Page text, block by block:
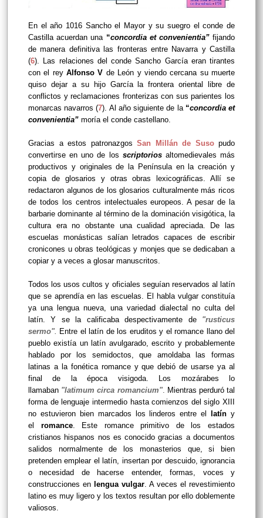
En el año 1016 Sancho el Mayor y su suegro el conde de
Castilla acuerdan una “concordia et convenientia”fijando
de manera definitiva las fronteras entre Navarra y Castilla
(6). Las relaciones del conde Sancho García eran tirantes
con el reyAlfonso V de León y viendo cercana su muerte
quiso dejar a su hijo García la frontera oriental libre de
conflictos y reclamaciones fronterizas con sus parientes los
monarcas navarros (7). Al año siguiente de la “concordia et
convenientia” moría el conde castellano.
Gracias a estos patronazgos San Millán de Suso pudo
convertirse en uno de los scriptorios altomedievales más
productivos y originales de la Península en la creación y
copia de glosarios y otras obras lexicográficas. Allí se
redactaron algunos de los glosarios culturalmente más ricos
de todos los centros intelectuales europeos. A pesar de la
barbarie dominante al término de la dominación visigótica, la
cultura era no obstante una cualidad apreciada. De las
escuelas monásticas salían letrados capaces de escribir
cronicones u obras teológicas y monjes que se dedicaban a
copiar y a veces a glosar manuscritos.
Todos los usos cultos y oficiales seguían reservados al latín
que se aprendía en las escuelas. El habla vulgar constituía
ya una lengua nueva, una variedad dialectal no culta del
latín. Y se la calificaba despectivamente de "rusticus
sermo". Entre el latín de los eruditos y el romance llano del
pueblo existía un latín avulgarado, escrito y probablemente
hablado por los semidoctos, que amoldaba las formas
latinas a la fonética romance y que debió de usarse ya al
final de la época visigoda. Los mozárabes lo
llamaban "latimum circa romancium". Mientras perduró tal
forma de lenguaje intermedio hasta comienzos del siglo XIII
no estuvieron bien marcados los linderos entre ellatín y
el romance. Este romance primitivo de los estados
cristianos hispanos nos es conocido gracias a documentos
salidos normalmente de los monasterios que, si bien
pretenden emplear el latín, insertan por descuido, ignorancia
o necesidad de hacerse entender, formas, voces y
construcciones en lengua vulgar . A veces el revestimiento
latino es muy ligero y los textos resultan por ello doblemente
valiosos.